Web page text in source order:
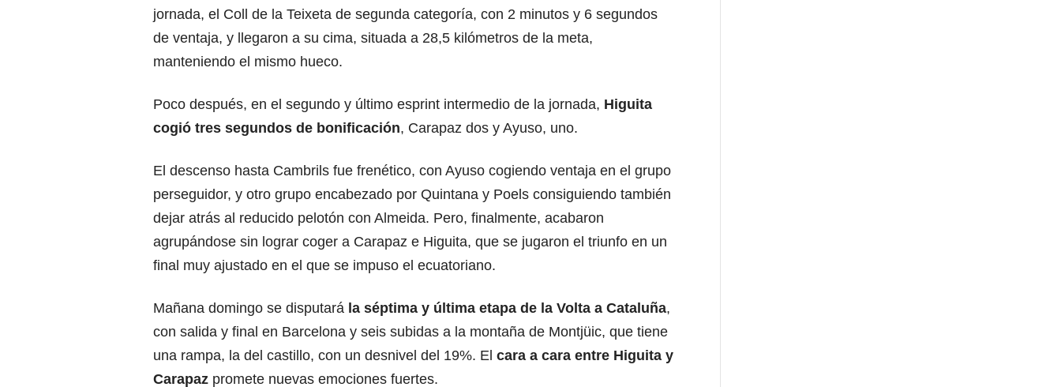
jornada, el Coll de la Teixeta de segunda categoría, con 2 minutos y 6 segundos
de ventaja, y llegaron a su cima, situada a 28,5 kilómetros de la meta,
manteniendo el mismo hueco.
Poco después, en el segundo y último esprint intermedio de la jornada, Higuita
cogió tres segundos de bonificación, Carapaz dos y Ayuso, uno.
El descenso hasta Cambrils fue frenético, con Ayuso cogiendo ventaja en el grupo
perseguidor, y otro grupo encabezado por Quintana y Poels consiguiendo también
dejar atrás al reducido pelotón con Almeida. Pero, finalmente, acabaron
agrupándose sin lograr coger a Carapaz e Higuita, que se jugaron el triunfo en un
final muy ajustado en el que se impuso el ecuatoriano.
Mañana domingo se disputará la séptima y última etapa de la Volta a Cataluña,
con salida y final en Barcelona y seis subidas a la montaña de Montjüic, que tiene
una rampa, la del castillo, con un desnivel del 19%. El cara a cara entre Higuita y
Carapaz promete nuevas emociones fuertes.